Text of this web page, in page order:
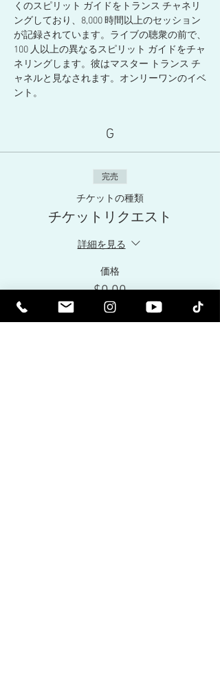
くのスピリット ガイドをトランス チャネリ
ングしており、8,000 時間以上のセッション
が記録されています。ライブの聴衆の前で、
100 人以上の異なるスピリット ガイドをチャ
ネリングします。彼はマスター トランス チ
ャネルと見なされます。オンリーワンのイベ
ント。
G
完売
チケットの種類
チケットリクエスト
詳細を見る
価格
$0.00